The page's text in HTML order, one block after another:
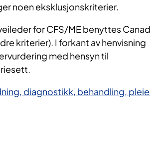
noen eksklusjonskriterier.
for CFS/ME benyttes
kriterier). I forkant av henvisning
med hensyn til
diagnostikk, behandling,